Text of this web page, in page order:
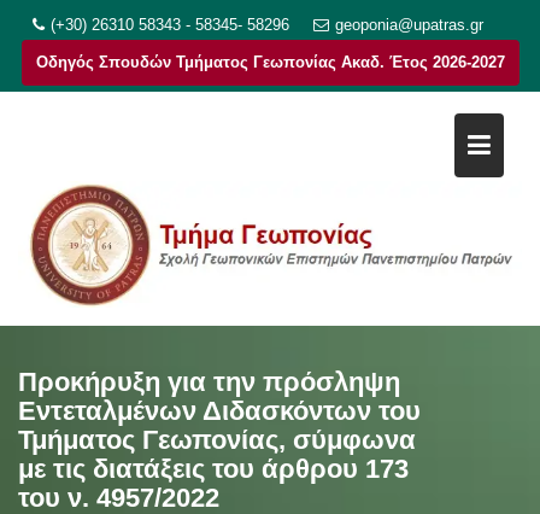
στο
περιεχόμενο
(+30) 26310 58343 - 58345- 58296 geoponia@upatras.gr
Οδηγός Σπουδών Τμήματος Γεωπονίας Ακαδ. Έτος 2026-2027
Προκήρυξη για την πρόσληψη
Εντεταλμένων Διδασκόντων του
Τμήματος Γεωπονίας, σύμφωνα
με τις διατάξεις του άρθρου 173
του ν. 4957/2022